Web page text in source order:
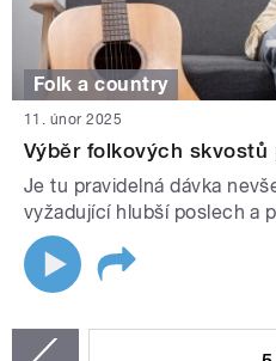
Folk a country
11. únor 2025
Výběr folkových skvostů
Je tu pravidelná dávka
vyžadující hlubší poslech a